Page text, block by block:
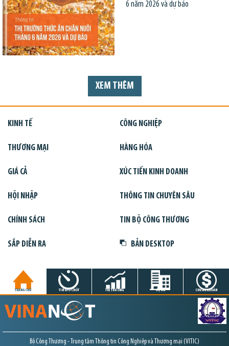
6 năm 2026 và dự báo
XEM THÊM
KINH TẾ CÔNG NGHIỆP
THƯƠNG MẠI HÀNG HÓA
GIÁ CẢ XÚC TIẾN KINH DOANH
HỘI NHẬP THÔNG TIN CHUYÊN SÂU
CHÍNH SÁCH TIN BỘ CÔNG THƯƠNG
SẮP DIỄN RA BẢN DESKTOP
TRANG CHỦ TIN GIỜ CHÓT THỊ TRƯỜNG DỰ ÁN CHỨNG KHOÁN
Bộ Công Thương - Trung tâm Thông tin Công Nghiệp và Thương mại (VITIC)